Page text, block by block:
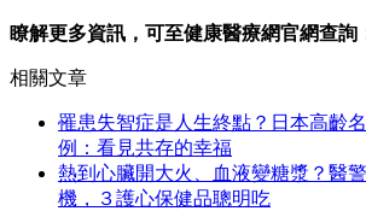
瞭解更多資訊，可至健康醫療網官網查詢
相關文章
罹患失智症是人生終點？日本高齡
例：看見共存的幸福
熱到心臟開大火、血液變糖漿？醫
機，３護心保健品聰明吃